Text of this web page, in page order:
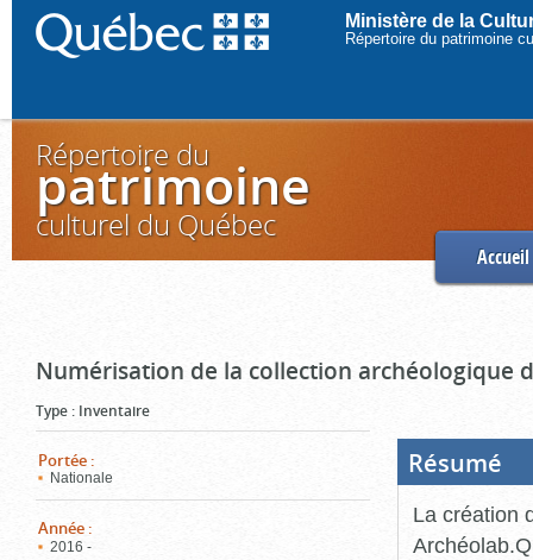
Ministère de la
Répertoire du patrimoine
Répertoire du
patrimoine
culturel du Québec
Accueil
Numérisation de la collection archéologique
Type : Inventaire
Portée :
Nationale
Année :
2016 -
Résumé
La création